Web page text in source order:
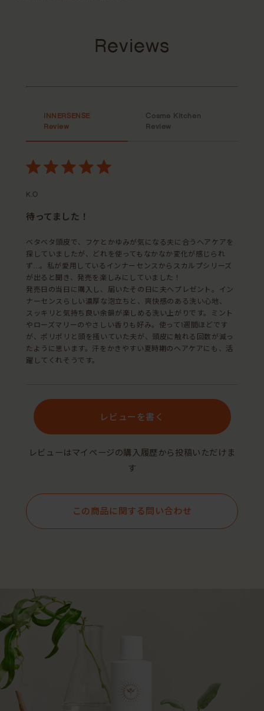
Reviews
INNERSENSE
Review
Cosme Kitchen
Review
K.O
待ってました！
ベタベタ頭皮で、フケとかゆみが気になる夫に合うヘアケアを
探していましたが、どれを使ってもなかなか変化が感じられ
ず…。私が愛用しているインナーセンスからスカルプシリーズ
が出ると聞き、発売を楽しみにしていました！
発売日の当日に購入し、届いたその日に夫へプレゼント。イン
ナーセンスらしい濃厚な泡立ちと、爽快感のある洗い心地、
スッキリと気持ち良い余韻が楽しめる洗い上がりです。ミント
やローズマリーのやさしい香りも好み。使って1週間ほどです
が、ポリポリと頭を掻いていた夫が、頭皮に触れる回数が減っ
たように思います。汗をかきやすい夏時期のヘアケアにも、活
躍してくれそうです。
レビューを書く
レビューはマイページの購入履歴から投稿いただけま
す
この商品に関する問い合わせ